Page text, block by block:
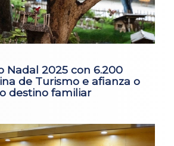
Nadal 2025 con 6.200
de Turismo e afianza o
destino familiar